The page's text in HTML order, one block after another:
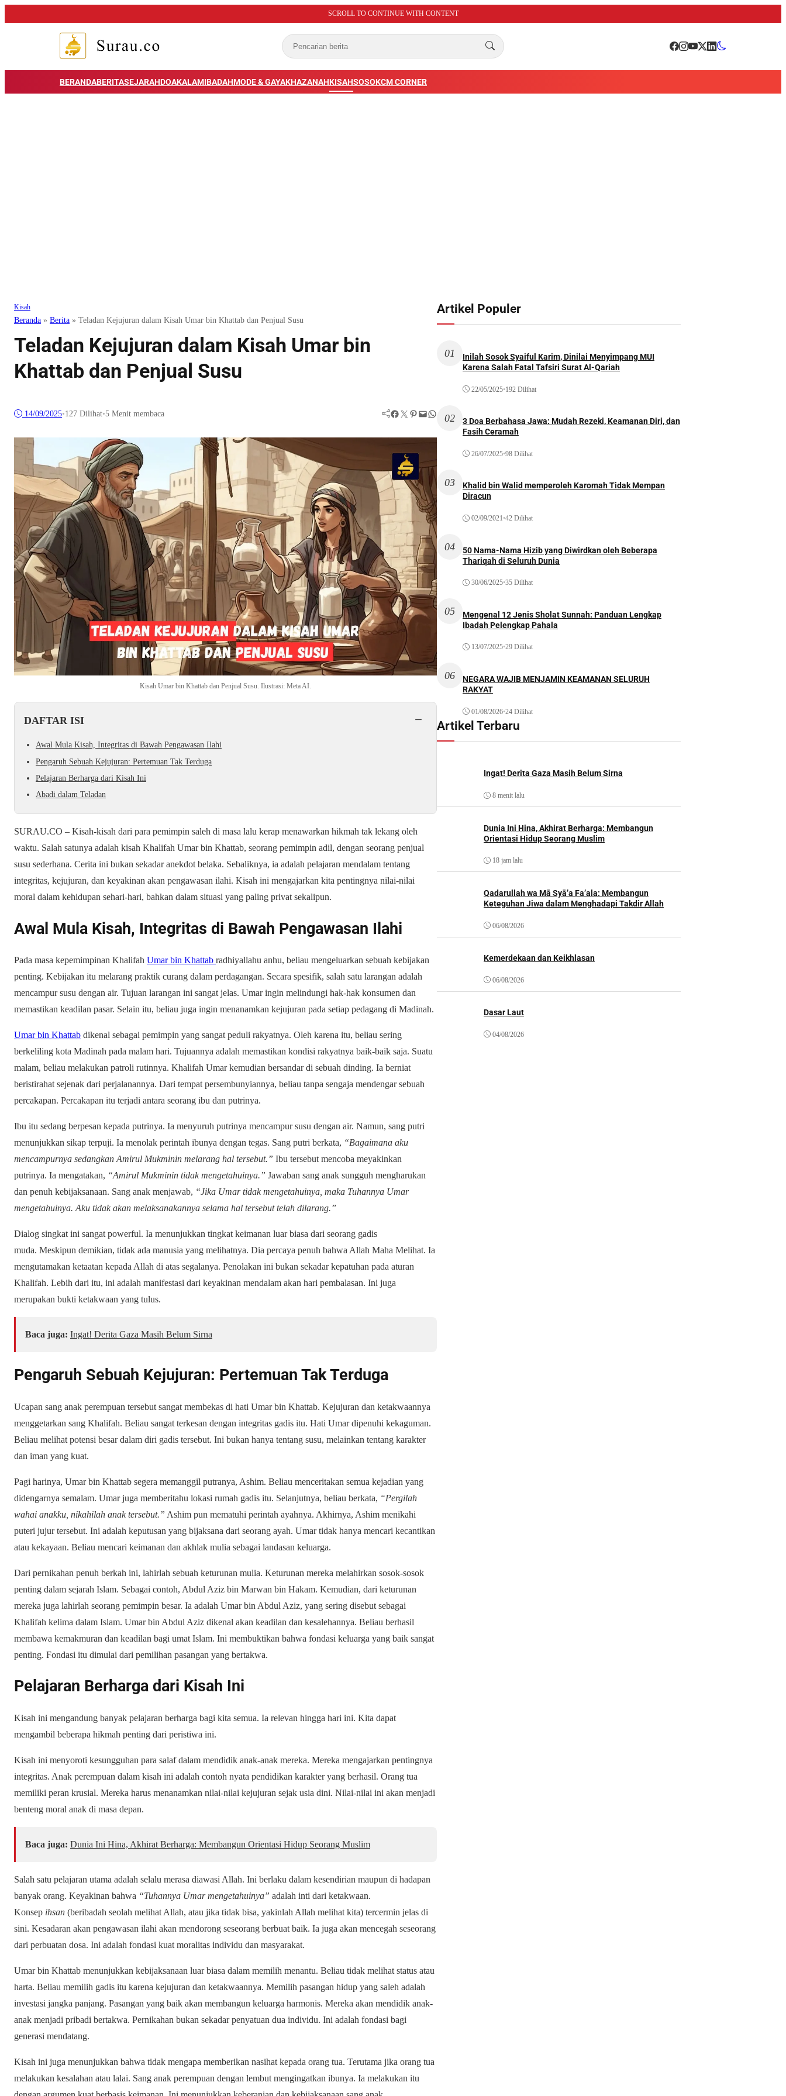
SCROLL TO CONTINUE WITH CONTENT
BERANDABERITASEJARAHDOAKALAMIBADAHMODE & GAYAKHAZANAHKISAHSOSOKCM CORNER
Kisah
Beranda » Berita » Teladan Kejujuran dalam Kisah Umar bin Khattab dan Penjual Susu
Teladan Kejujuran dalam Kisah Umar bin
Khattab dan Penjual Susu
14/09/2025•127 Dilihat•5 Menit membaca Facebook Twitter Pinterest Mail WhatsApp
Kisah Umar bin Khattab dan Penjual Susu. Ilustrasi: Meta AI.
DAFTAR ISI −
Awal Mula Kisah, Integritas di Bawah Pengawasan Ilahi
Pengaruh Sebuah Kejujuran: Pertemuan Tak Terduga
Pelajaran Berharga dari Kisah Ini
Abadi dalam Teladan
SURAU.CO – Kisah-kisah dari para pemimpin saleh di masa lalu kerap menawarkan hikmah tak lekang oleh
waktu. Salah satunya adalah kisah Khalifah Umar bin Khattab, seorang pemimpin adil, dengan seorang penjual
susu sederhana. Cerita ini bukan sekadar anekdot belaka. Sebaliknya, ia adalah pelajaran mendalam tentang
integritas, kejujuran, dan keyakinan akan pengawasan ilahi. Kisah ini mengajarkan kita pentingnya nilai-nilai
moral dalam kehidupan sehari-hari, bahkan dalam situasi yang paling privat sekalipun.
Awal Mula Kisah, Integritas di Bawah Pengawasan Ilahi
Pada masa kepemimpinan Khalifah Umar bin Khattab radhiyallahu anhu, beliau mengeluarkan sebuah kebijakan
penting. Kebijakan itu melarang praktik curang dalam perdagangan. Secara spesifik, salah satu larangan adalah
mencampur susu dengan air. Tujuan larangan ini sangat jelas. Umar ingin melindungi hak-hak konsumen dan
memastikan keadilan pasar. Selain itu, beliau juga ingin menanamkan kejujuran pada setiap pedagang di Madinah.
Umar bin Khattab dikenal sebagai pemimpin yang sangat peduli rakyatnya. Oleh karena itu, beliau sering
berkeliling kota Madinah pada malam hari. Tujuannya adalah memastikan kondisi rakyatnya baik-baik saja. Suatu
malam, beliau melakukan patroli rutinnya. Khalifah Umarkemudian bersandar di sebuah dinding. Ia berniat
beristirahat sejenak dari perjalanannya. Dari tempat persembunyiannya, beliau tanpa sengaja mendengar sebuah
percakapan. Percakapan itu terjadi antara seorang ibu dan putrinya.
Ibu itu sedang berpesan kepada putrinya. Ia menyuruh putrinya mencampur susu dengan air. Namun, sang putri
menunjukkan sikap terpuji. Ia menolak perintah ibunya dengan tegas. Sang putri berkata, “Bagaimana aku
mencampurnya sedangkan Amirul Mukminin melarang hal tersebut.” Ibu tersebut mencoba meyakinkan
putrinya. Ia mengatakan, “Amirul Mukminin tidak mengetahuinya.” Jawaban sang anak sungguh mengharukan
dan penuh kebijaksanaan. Sang anak menjawab, “Jika Umar tidak mengetahuinya, maka Tuhannya Umar
mengetahuinya. Aku tidak akan melaksanakannya selama hal tersebut telah dilarang.”
Dialog singkat ini sangat powerful. Ia menunjukkan tingkat keimanan luar biasa dari seorang gadis
muda. Meskipun demikian, tidak ada manusia yang melihatnya. Dia percaya penuh bahwa Allah Maha Melihat. Ia
mengutamakan ketaatan kepada Allah di atas segalanya. Penolakan ini bukan sekadar kepatuhan pada aturan
Khalifah. Lebih dari itu, ini adalah manifestasi dari keyakinan mendalam akan hari pembalasan. Ini juga
merupakan bukti ketakwaan yang tulus.
Baca juga: Ingat! Derita Gaza Masih Belum Sirna
Pengaruh Sebuah Kejujuran: Pertemuan Tak Terduga
Ucapan sang anak perempuan tersebut sangat membekas di hati Umar bin Khattab. Kejujuran dan ketakwaannya
menggetarkan sang Khalifah. Beliau sangat terkesan dengan integritas gadis itu. Hati Umar dipenuhi kekaguman.
Beliau melihat potensi besar dalam diri gadis tersebut. Ini bukan hanya tentang susu, melainkan tentang karakter
dan iman yang kuat.
Pagi harinya, Umar bin Khattab segera memanggil putranya, Ashim. Beliau menceritakan semua kejadian yang
didengarnya semalam. Umar juga memberitahu lokasi rumah gadis itu. Selanjutnya, beliau berkata, “Pergilah
wahai anakku, nikahilah anak tersebut.” Ashim pun mematuhi perintah ayahnya. Akhirnya, Ashim menikahi
puteri jujur tersebut. Ini adalah keputusan yang bijaksana dari seorang ayah. Umar tidak hanya mencari kecantikan
atau kekayaan. Beliau mencari keimanan dan akhlak mulia sebagai landasan keluarga.
Dari pernikahan penuh berkah ini, lahirlah sebuah keturunan mulia. Keturunan mereka melahirkan sosok-sosok
penting dalam sejarah Islam. Sebagai contoh, Abdul Aziz bin Marwan bin Hakam. Kemudian, dari keturunan
mereka juga lahirlah seorang pemimpin besar. Ia adalah Umar bin Abdul Aziz, yang sering disebut sebagai
Khalifah kelima dalam Islam. Umar bin Abdul Aziz dikenal akan keadilan dan kesalehannya. Beliau berhasil
membawa kemakmuran dan keadilan bagi umat Islam. Ini membuktikan bahwa fondasi keluarga yang baik sangat
penting. Fondasi itu dimulai dari pemilihan pasangan yang bertakwa.
Pelajaran Berharga dari Kisah Ini
Kisah ini mengandung banyak pelajaran berharga bagi kita semua. Ia relevan hingga hari ini. Kita dapat
mengambil beberapa hikmah penting dari peristiwa ini.
Kisah ini menyoroti kesungguhan para salaf dalam mendidik anak-anak mereka. Mereka mengajarkan pentingnya
integritas. Anak perempuan dalam kisah ini adalah contoh nyata pendidikan karakter yang berhasil. Orang tua
memiliki peran krusial. Mereka harus menanamkan nilai-nilai kejujuran sejak usia dini. Nilai-nilai ini akan menjadi
benteng moral anak di masa depan.
Baca juga: Dunia Ini Hina, Akhirat Berharga: Membangun Orientasi Hidup Seorang Muslim
Salah satu pelajaran utama adalah selalu merasa diawasi Allah. Ini berlaku dalam kesendirian maupun di hadapan
banyak orang. Keyakinan bahwa “Tuhannya Umar mengetahuinya” adalah inti dari ketakwaan.
Konsep ihsan (beribadah seolah melihat Allah, atau jika tidak bisa, yakinlah Allah melihat kita) tercermin jelas di
sini. Kesadaran akan pengawasan ilahi akan mendorong seseorang berbuat baik. Ia juga akan mencegah seseorang
dari perbuatan dosa. Ini adalah fondasi kuat moralitas individu dan masyarakat.
Umar bin Khattab menunjukkan kebijaksanaan luar biasa dalam memilih menantu. Beliau tidak melihat status atau
harta. Beliau memilih gadis itu karena kejujuran dan ketakwaannya. Memilih pasangan hidup yang saleh adalah
investasi jangka panjang. Pasangan yang baik akan membangun keluarga harmonis. Mereka akan mendidik anak-
anak menjadi pribadi bertakwa. Pernikahan bukan sekadar penyatuan dua individu. Ini adalah fondasi bagi
generasi mendatang.
Kisah ini juga menunjukkan bahwa tidak mengapa memberikan nasihat kepada orang tua. Terutama jika orang tua
melakukan kesalahan atau lalai. Sang anak perempuan dengan lembut mengingatkan ibunya. Ia melakukan itu
Artikel Populer
01
Inilah Sosok Syaiful Karim, Dinilai Menyimpang MUI
Karena Salah Fatal Tafsiri Surat Al-Qariah
22/05/2025•192 Dilihat
02
3 Doa Berbahasa Jawa: Mudah Rezeki, Keamanan Diri, dan
Fasih Ceramah
26/07/2025•98 Dilihat
03
Khalid bin Walid memperoleh Karomah Tidak Mempan
Diracun
02/09/2021•42 Dilihat
04
50 Nama-Nama Hizib yang Diwirdkan oleh Beberapa
Thariqah di Seluruh Dunia
30/06/2025•35 Dilihat
05
Mengenal 12 Jenis Sholat Sunnah: Panduan Lengkap
Ibadah Pelengkap Pahala
13/07/2025•29 Dilihat
06
NEGARA WAJIB MENJAMIN KEAMANAN SELURUH
RAKYAT
01/08/2026•24 Dilihat
Artikel Terbaru
Ingat! Derita Gaza Masih Belum Sirna
8 menit lalu
Dunia Ini Hina, Akhirat Berharga: Membangun
Orientasi Hidup Seorang Muslim
18 jam lalu
Qadarullah wa Mā Syā’a Fa’ala: Membangun
Keteguhan Jiwa dalam Menghadapi Takdir Allah
06/08/2026
Kemerdekaan dan Keikhlasan
06/08/2026
Dasar Laut
04/08/2026